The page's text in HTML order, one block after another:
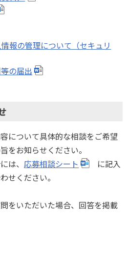
報の管理について（セキュリ
の届出
について具体的な相談をご希望
をお知らせください。
は、応募相談シート
に記入
せください。
をいただいた場合、回答を掲載